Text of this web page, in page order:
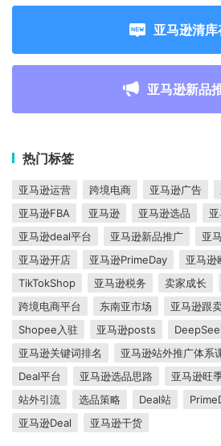
亚马逊清库
亚马逊新品
热门标签
亚马逊运营 跨境电商 亚马逊广告
亚马逊FBA
亚马逊 亚马逊选品
亚马逊deal平台
亚马逊新品推广 亚
亚马逊开店
亚马逊PrimeDay 亚马逊
TikTokShop
亚马逊税务 卖家成长
跨境电商平台
东南亚市场 亚马逊跟
Shopee入驻
亚马逊posts
亚马逊关键词排名
亚马逊站外推广体系
Deal平台
亚马逊选品思路 亚马逊旺
站外引流
选品策略 Deal站
亚马逊Deal
亚马逊干货